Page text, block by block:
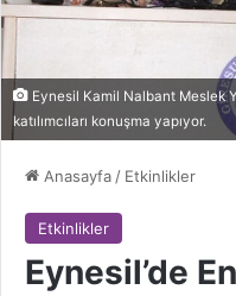
Eynesil Kamil Nalbant Meslek
katılımcıları konuşma yapıyor.
Anasayfa / Etkinlikler
Etkinlikler
Eynesil’de